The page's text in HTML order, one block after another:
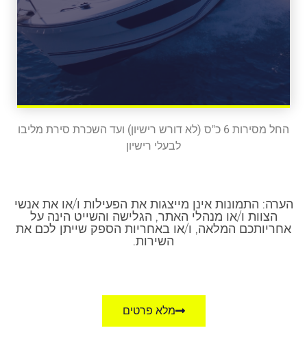
החל מסירות 6 כ"ס (לא דורש רישיון) ועד השכרת סירת מליבו
לבעלי רישיון
הערה: התמונות אינן מייצגות את הפעילות ו/או את אנשי
הצוות ו/או מנהלי האתר, הגלישה והשייט הינה על
אחריותכם המלאה, ו/או באחריות הספק שייתן לכם את
השירות.
מלא פרטים